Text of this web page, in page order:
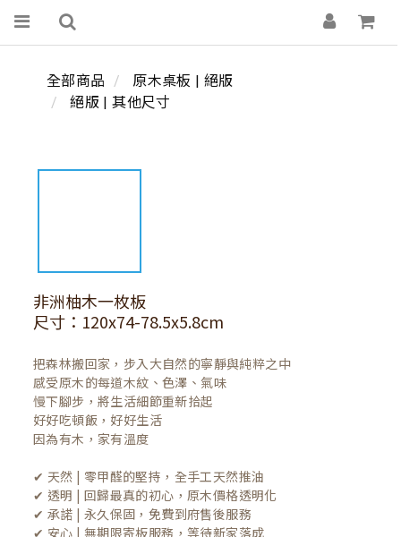
全部商品
原木桌板 | 絕版
絕版 | 其他尺寸
非洲柚木一枚板
尺寸：120x74-78.5x5.8cm
把森林搬回家，步入大自然的寧靜與純粹之中
感受原木的每道木紋、色澤、氣味
慢下腳步，將生活細節重新拾起
好好吃頓飯，好好生活
因為有木，家有溫度
✔ 天然 | 零甲醛的堅持，全手工天然推油
✔ 透明 | 回歸最真的初心，原木價格透明化
✔ 承諾 | 永久保固，免費到府售後服務
✔ 安心 | 無期限寄板服務，等待新家落成